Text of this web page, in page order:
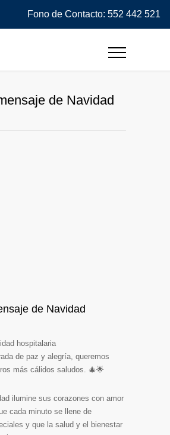
Fono de Contacto: 552 442 521
de Navidad
de Navidad
hospitalaria
de paz y alegría, queremos
más cálidos saludos. 🎄🌟
ilumine sus corazones con amor
cada minuto se llene de
y que la salud y el bienestar